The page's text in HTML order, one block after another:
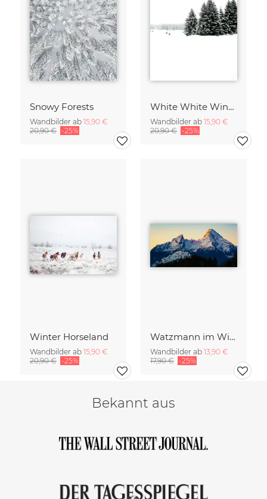
Snowy Forests
Wandbilder ab 15,90 €
20,90 € -25%
White White Winter 2/2
Wandbilder ab 15,90 €
20,90 € -25%
Winter Horseland
Wandbilder ab 15,90 €
20,90 € -25%
Watzmann im Winter
Wandbilder ab 13,90 €
17,90 € -25%
Bekannt aus